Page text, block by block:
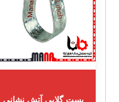
بست گلابی آتش نشانی